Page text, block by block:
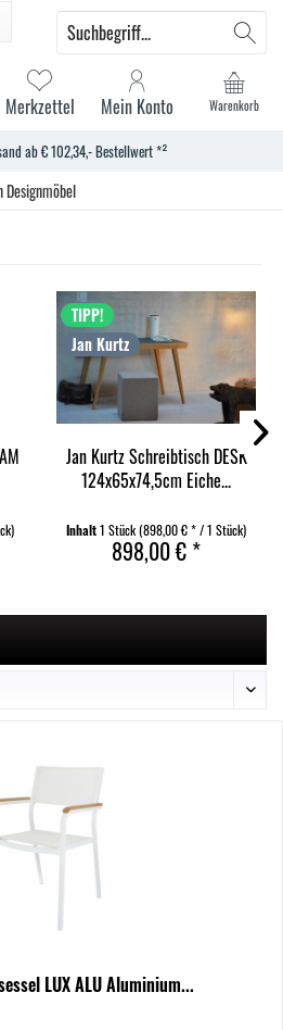
ab € 102,34,- Bestellwert *²
Warenkorb
Merkzettel Mein Konto
TIPP!
Jan Kurtz
Jan Kurtz Schreibtisch DESK
124x65x74,5cm Eiche...
Inhalt1 Stück(898,00 € * / 1 Stück)
898,00 € *
LUX ALU Aluminium...